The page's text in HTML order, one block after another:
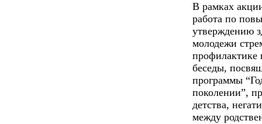
В рамках
работа по
утверждению
молодежи
профилактике
беседы,
программы
поколении”,
детства,
между